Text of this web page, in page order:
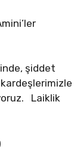
şiddet
Laiklik